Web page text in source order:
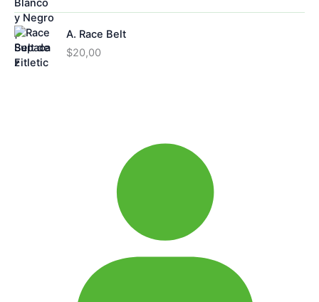
A. Race Belt
$20,00